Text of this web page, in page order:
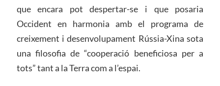
que encara pot despertar-se i que posaria
Occident en harmonia amb el programa de
creixement i desenvolupament Rússia-Xina sota
una filosofia de “cooperació beneficiosa per a
tots” tant a la Terra com a l’espai.